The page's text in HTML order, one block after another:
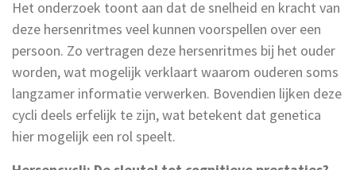
Het onderzoek toont aan dat de snelheid en kracht van
deze hersenritmes veel kunnen voorspellen over een
persoon. Zo vertragen deze hersenritmes bij het ouder
worden, wat mogelijk verklaart waarom ouderen soms
langzamer informatie verwerken. Bovendien lijken deze
cycli deels erfelijk te zijn, wat betekent dat genetica
hier mogelijk een rol speelt.